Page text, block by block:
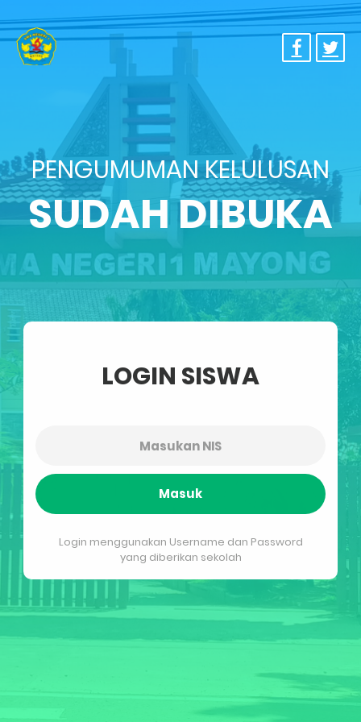
PENGUMUMAN KELULUSAN
SUDAH DIBUKA
LOGIN SISWA
Masuk
Login menggunakan Username dan Password
yang diberikan sekolah